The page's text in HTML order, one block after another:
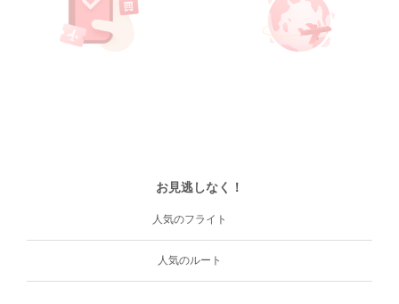
お見逃しなく！
人気のフライト
人気のルート